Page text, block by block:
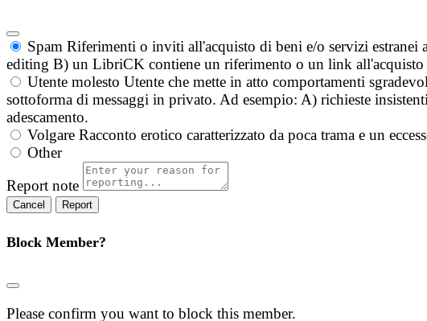
Spam Riferimenti o inviti all'acquisto di beni e/o servizi
editing B) un LibriCK contiene un riferimento o un link
Utente molesto Utente che mette in atto comportamenti
sottoforma di messaggi in privato. Ad esempio: A) richieste
adescamento.
Volgare Racconto erotico caratterizzato da poca trama e un
Other
Report note
Report
Block Member?
Please confirm you want to block this member.